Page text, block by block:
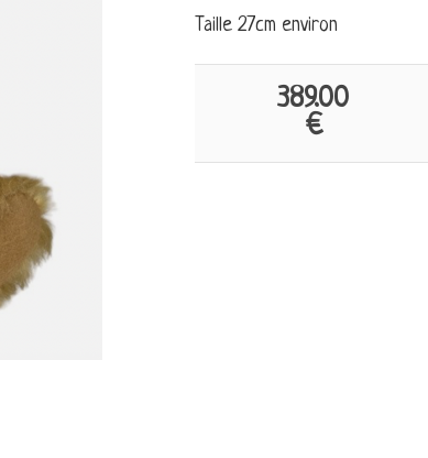
Taille 27cm environ
389.00
€